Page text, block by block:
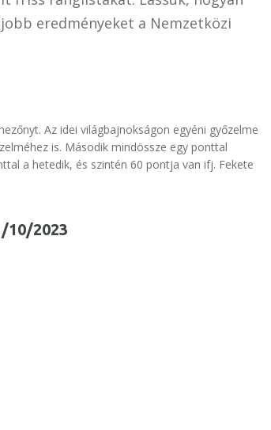
eredményeket a Nemzetközi
Az idei világbajnokságon egyéni győzelme
is. Második mindössze egy ponttal
a hetedik, és szintén 60 pontja van ifj. Fekete
10/2023